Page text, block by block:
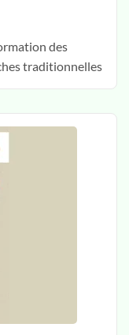
des
traditionnelles